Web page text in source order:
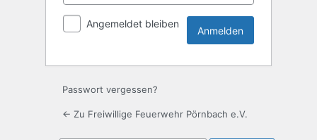
Angemeldet bleiben
Passwort vergessen?
← Zu Freiwillige Feuerwehr Pörnbach e.V.